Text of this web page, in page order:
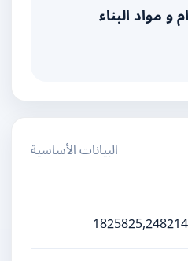
البناء
البيانات الأساسية